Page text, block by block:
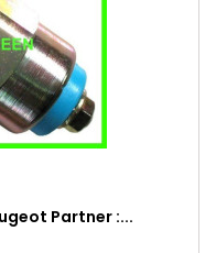
Partner :...